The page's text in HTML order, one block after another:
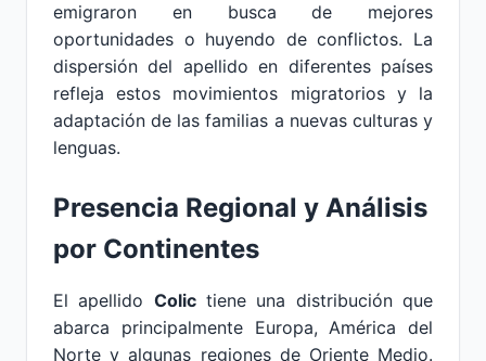
emigraron en busca de mejores
oportunidades o huyendo de conflictos. La
dispersión del apellido en diferentes países
refleja estos movimientos migratorios y la
adaptación de las familias a nuevas culturas y
lenguas.
Presencia Regional y Análisis
por Continentes
El apellido Colictiene una distribución que
abarca principalmente Europa, América del
Norte y algunas regiones de Oriente Medio.